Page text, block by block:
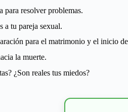
para resolver problemas.
a tu pareja sexual.
para el matrimonio y el inicio
la muerte.
¿Son reales tus miedos?